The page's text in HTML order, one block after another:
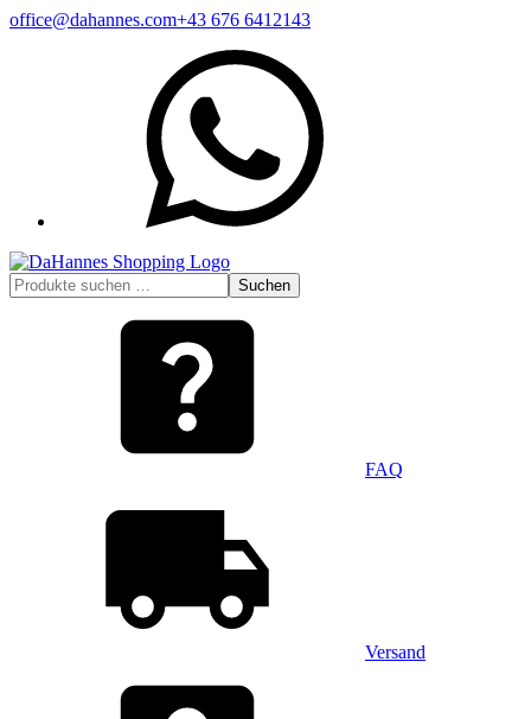
Zum
office@dahannes.com+43 676 6412143
Suchen
nach:
Suchen
FAQ
Versand